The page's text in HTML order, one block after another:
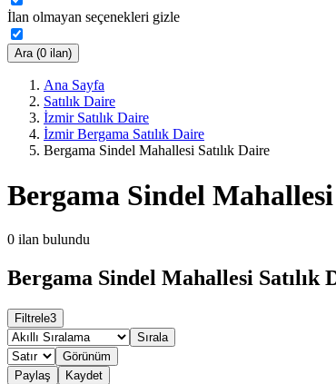
İlan olmayan seçenekleri gizle
Ara (0 ilan)
Ana Sayfa
Satılık Daire
İzmir Satılık Daire
İzmir Bergama Satılık Daire
Bergama Sindel Mahallesi Satılık Daire
Bergama Sindel Mahallesi
0 ilan bulundu
Bergama Sindel Mahallesi Satılık
Filtrele3
Sırala
Görünüm
Paylaş
Kaydet